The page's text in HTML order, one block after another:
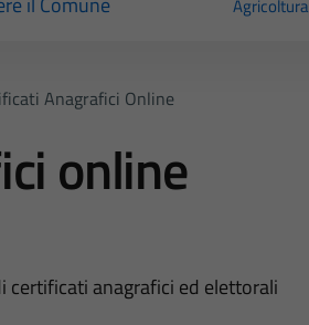
Agricoltura
Anagrafici Online
online
certificati anagrafici ed elettorali